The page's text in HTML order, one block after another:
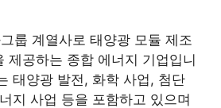
룹 계열사로 태양광 모듈 제조
제공하는 종합 에너지 기업입니
태양광 발전, 화학 사업, 첨단
지 사업 등을 포함하고 있으며